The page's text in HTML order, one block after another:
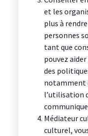
et les
plus à
personnes
tant que
pouvez
des
notamment
l’utilisation
Médiateur
culturel,